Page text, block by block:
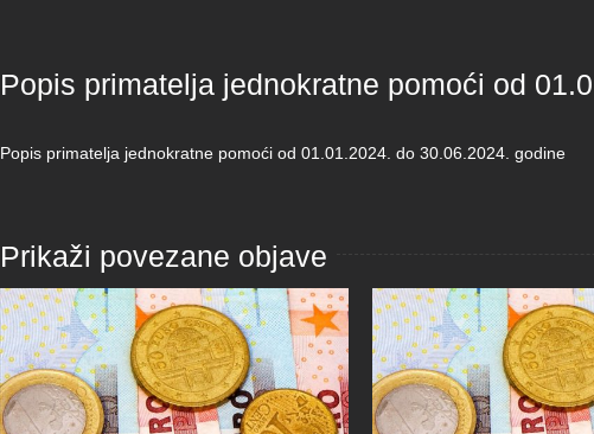
Popis primatelja jednokratne pomoći od
Popis primatelja jednokratne pomoći od 01.01.2024. do 30.06.2024. godine
Prikaži povezane objave